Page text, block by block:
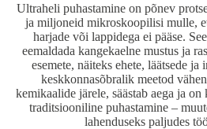
Ultraheli puhastamine on põnev
ja miljoneid mikroskoopilisi mulle,
harjade või lappidega ei pääse.
eemaldada kangekaelne mustus ja
esemete, näiteks ehete, läätsede ja
keskkonnasõbralik meetod
kemikaalide järele, säästab aega ja
traditsiooniline puhastamine –
lahenduseks paljudes